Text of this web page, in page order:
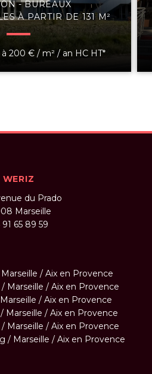
- BUREAUX
À PARTIR DE 131 M²
à 200 € / m² / an HC HT*
WERIZ
du Prado
Marseille
65 89 59
/ Aix en Provence
Marseille / Aix en Provence
/ Aix en Provence
Marseille / Aix en Provence
Marseille / Aix en Provence
/ Marseille / Aix en Provence